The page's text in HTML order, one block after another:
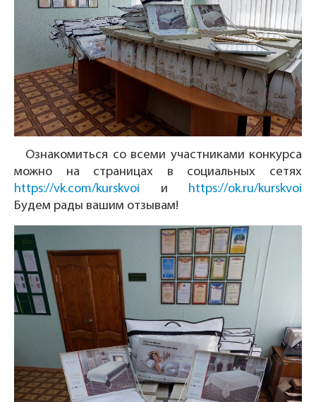
Ознакомиться со всеми участниками конкурса
можно на страницах в социальных сетях
https://vk.com/kurskvoi и https://ok.ru/kurskvoi
Будем рады вашим отзывам!